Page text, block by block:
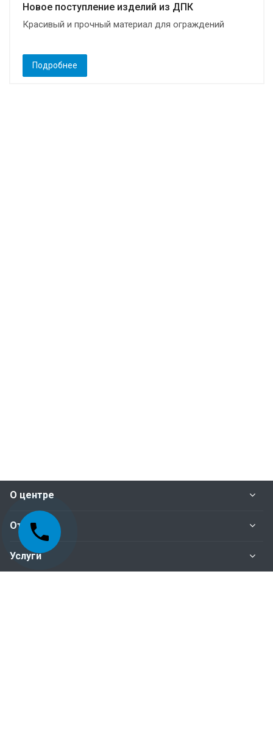
Новое поступление изделий из ДПК
Красивый и прочный материал для ограждений
Подробнее
О центре
Отделы
Услуги